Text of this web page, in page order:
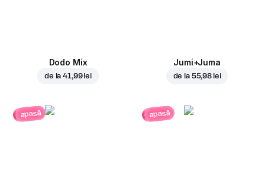
Dodo Mix
de la41,99 lei
Jumi+Juma
de la 55,98 lei
apasă apasă